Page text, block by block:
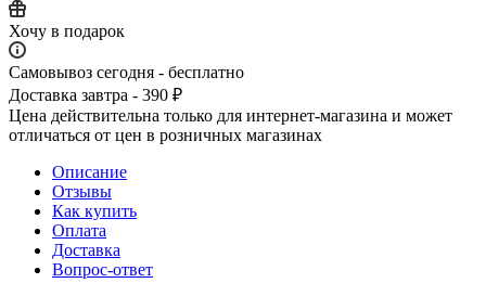
Хочу в подарок
Самовывоз сегодня - бесплатно
Доставка завтра - 390 ₽
Цена действительна только для интернет-магазина и может
отличаться от цен в розничных магазинах
Описание
Отзывы
Как купить
Оплата
Доставка
Вопрос-ответ